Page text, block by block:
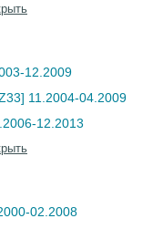
12.2009
11.2004-04.2009
12.2013
02.2008